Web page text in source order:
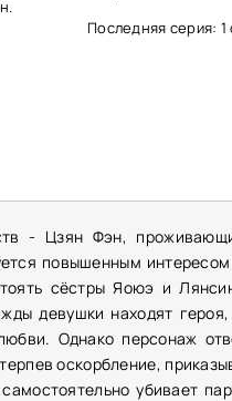
Последняя серия: 1
- Цзян Фэн,
повышенным
сёстры Яоюэ и
девушки находят
Однако персонаж
оскорбление,
убивает